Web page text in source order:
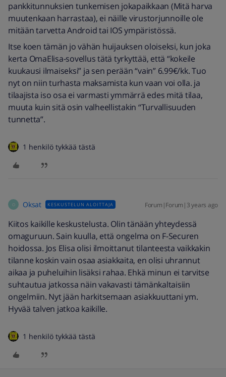
pankkitunnuksien tunkemisen jokapaikkaan (Mitä harva
muutenkaan harrastaa), ei näille virustorjunnoille ole
mitään tarvetta Android tai IOS ympäristössä.
Itse koen tämän jo vähän huijauksen oloiseksi, kun joka
kerta OmaElisa-sovellus tätä tyrkyttää, että “kokeile
kuukausi ilmaiseksi” ja sen perään “vain” 6.99€/kk. Tuo
nyt on niin turhasta maksamista kun vaan voi olla. ja
tilaajista iso osa ei varmasti ymmärrä edes mitä tilaa,
muuta kuin sitä osin valheellistakin “Turvallisuuden
tunnetta”.
1 henkilö tykkää tästä
O Oksat KESKUSTELUN ALOITTAJA Forum|Forum|3 years ago
Kiitos kaikille keskustelusta. Olin tänään yhteydessä
omaguruun. Sain kuulla, että ongelma on F-Securen
hoidossa. Jos Elisa olisi ilmoittanut tilanteesta vaikkakin
tilanne koskin vain osaa asiakkaita, en olisi uhrannut
aikaa ja puheluihin lisäksi rahaa. Ehkä minun ei tarvitse
suhtautua jatkossa näin vakavasti tämänkaltaisiin
ongelmiin. Nyt jään harkitsemaan asiakkuuttani ym.
Hyvää talven jatkoa kaikille.
1 henkilö tykkää tästä